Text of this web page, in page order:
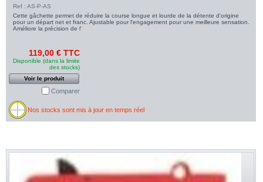
Ref : AS-P-AS
Cette gâchette permet de réduire la course longue et lourde de la détente d'origine
pour un départ net et franc. Ajustable pour l'engagement pour une meilleure sensation.
Améliore la précision de l'
119,00 € TTC
Disponible (dans la limite
des stocks)
Voir le produit
Comparer
Nos stocks sont mis à jour en temps réel